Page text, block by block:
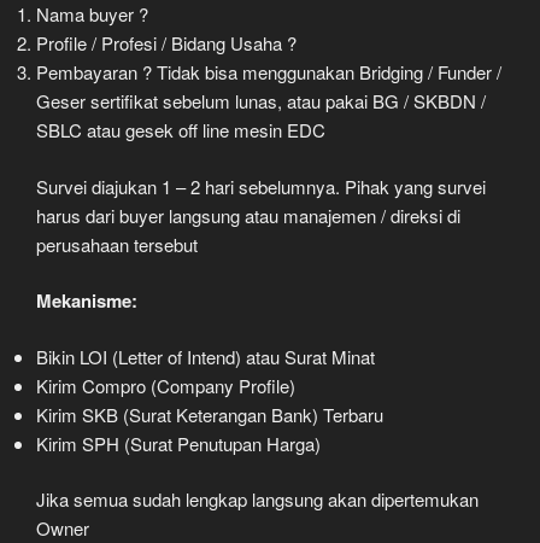
Nama buyer ?
Profile / Profesi / Bidang Usaha ?
Pembayaran ? Tidak bisa menggunakan Bridging / Funder /
Geser sertifikat sebelum lunas, atau pakai BG / SKBDN /
SBLC atau gesek off line mesin EDC
Survei diajukan 1 – 2 hari sebelumnya. Pihak yang survei
harus dari buyer langsung atau manajemen / direksi di
perusahaan tersebut
Mekanisme:
Bikin LOI (Letter of Intend) atau Surat Minat
Kirim Compro (Company Profile)
Kirim SKB (Surat Keterangan Bank) Terbaru
Kirim SPH (Surat Penutupan Harga)
Jika semua sudah lengkap langsung akan dipertemukan
Owner